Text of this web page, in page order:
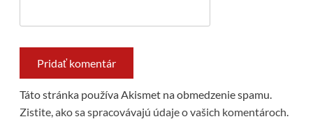
Táto stránka používa Akismet na obmedzenie spamu.
Zistite, ako sa spracovávajú údaje o vašich komentároch.